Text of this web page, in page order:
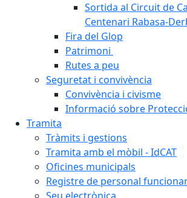
Sortida al Circuit de
Centenari Rabasa-
Fira del Glop
Patrimoni
Rutes a peu
Seguretat i convivència
Convivència i civisme
Informació sobre
Tramita
Tràmits i gestions
Tramita amb el mòbil - IdCAT
Oficines municipals
Registre de personal